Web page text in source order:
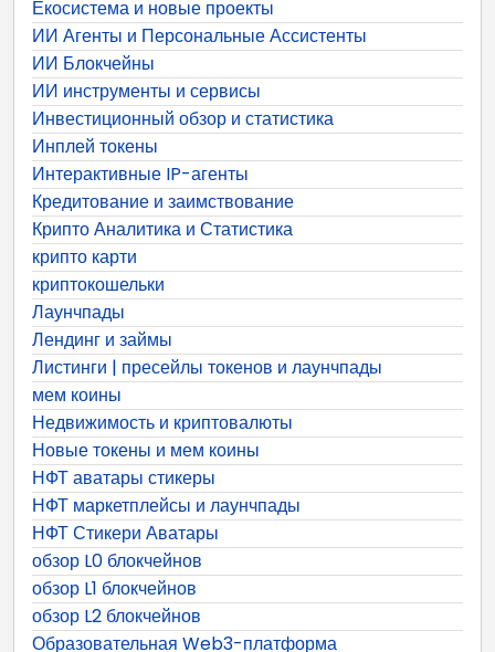
Екосистема и новые проекты
ИИ Агенты и Персональные Ассистенты
ИИ Блокчейны
ИИ инструменты и сервисы
Инвестиционный обзор и статистика
Инплей токены
Интерактивные IP-агенты
Кредитование и заимствование
Крипто Аналитика и Статистика
крипто карти
криптокошельки
Лаунчпады
Лендинг и займы
Листинги | пресейлы токенов и лаунчпады
мем коины
Недвижимость и криптовалюты
Новые токены и мем коины
НФТ аватары стикеры
НФТ маркетплейсы и лаунчпады
НФТ Стикери Аватары
обзор L0 блокчейнов
обзор L1 блокчейнов
обзор L2 блокчейнов
Образовательная Web3-платформа